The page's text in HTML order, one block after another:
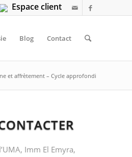
Espace client
Blog Contact
et affrètement – Cycle approfondi
Imm El Emyra,